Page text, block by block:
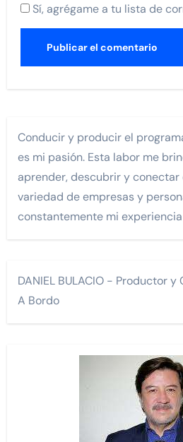
Sí, agrégame a tu lista de
Conducir y producir el
es mi pasión. Esta labor me
aprender, descubrir y conectar
variedad de empresas y
constantemente mi
DANIEL BULACIO - Productor
A Bordo